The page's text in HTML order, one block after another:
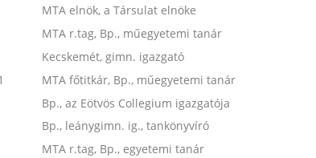
MTA elnök, a Társulat elnöke
MTA r.tag, Bp., műegyetemi tanár
Kecskemét, gimn. igazgató
MTA főtitkár, Bp., műegyetemi tanár
Bp., az Eötvös Collegium igazgatója
Bp., leánygimn. ig., tankönyvíró
MTA r.tag, Bp., egyetemi tanár